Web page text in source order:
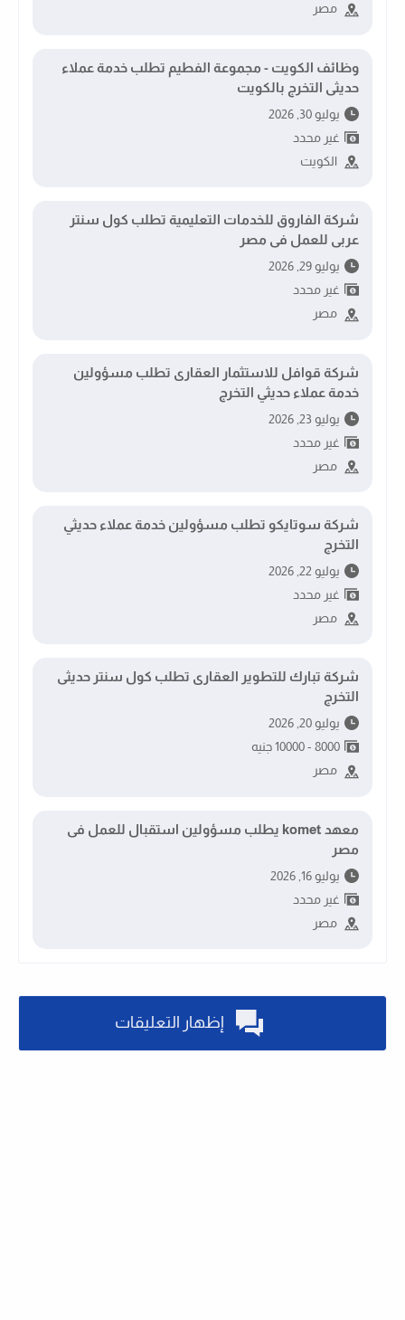
مصر
وظائف الكويت - مجموعة الفطيم تطلب خدمة عملاء
حديثى التخرج بالكويت
يوليو 30, 2026
غير محدد
الكويت
شركة الفاروق للخدمات التعليمية تطلب كول سنتر
عربى للعمل فى مصر
يوليو 29, 2026
غير محدد
مصر
شركة قوافل للاستثمار العقارى تطلب مسؤولين
خدمة عملاء حديثي التخرج
يوليو 23, 2026
غير محدد
مصر
شركة سوتايكو تطلب مسؤولين خدمة عملاء حديثي
التخرج
يوليو 22, 2026
غير محدد
مصر
شركة تبارك للتطوير العقارى تطلب كول سنتر حديثى
التخرج
يوليو 20, 2026
8000 - 10000 جنيه
مصر
معهد komet يطلب مسؤولين استقبال للعمل فى
مصر
يوليو 16, 2026
غير محدد
مصر
إظهار التعليقات